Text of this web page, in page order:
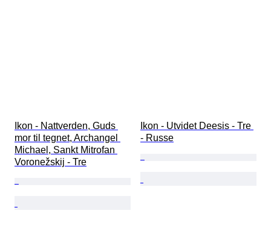
Ikon - Nattverden, Guds
mor til tegnet, Archangel
Michael, Sankt Mitrofan
Voronežskij - Tre
Ikon - Utvidet Deesis - Tre
- Russe